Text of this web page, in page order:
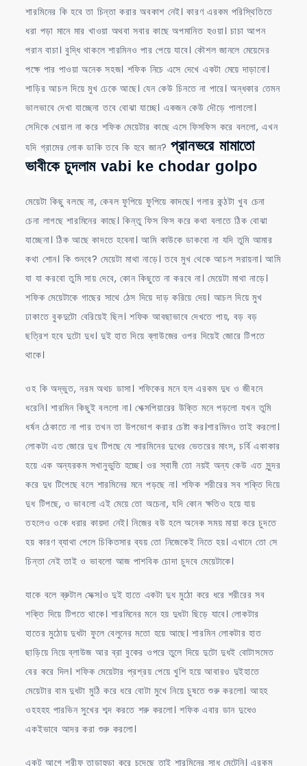
শারমিনের কি হবে তা চিন্তা করার অবকাশ নেই। কারণ এরকম পরিস্থিতিতে
ধরা পড়া মানে মার খাওয়া অথবা সবার কাছে অপমানিত হওয়া। চাচা আপন
পরান বাচা। বুদ্ধি থাকলে শারমিনও পার পেয়ে যাবে। কৌশল জানলে মেয়েদের
পক্ষে পার পাওয়া অনেক সহজ। শফিক নিচে এসে দেখে একটা মেয়ে দাড়ানো।
শাড়ির আচল দিয়ে মুখ ঢেকে আছে। যেন কেউ চিনতে না পারে। অন্ধকার তেমন
ভালভাবে দেখা যাচ্ছেনা তবে বোঝা যাচ্ছে। একজন কেউ দৌড়ে পালালো।
সেদিকে খেয়াল না করে শফিক মেয়েটার কাছে এসে ফিসফিস করে বললো, এখন
যদি গ্রামের লোক ডাকি তবে কি হবে জান? প্রানভরে মামাতো
ভাবীকে চুদলাম vabi ke chodar golpo
মেয়েটা কিছু বলছে না, কেবল ফুপিয়ে ফুপিয়ে কাদছে। গলার কন্ঠটা খুব চেনা
চেনা লাগছে শারমিনের কাছে। কিন্তু ফিস ফিস করে কথা বলাতে ঠিক বোঝা
যাচ্ছেনা। ঠিক আছে কাদতে হবেনা। আমি কাউকে ডাকবো না যদি তুমি আমার
কথা শোন। কি শুনবে? মেয়েটা মাথা নাড়ে। তবে মুখ থেকে আচল সরায়না। আমি
যা যা করবো তুমি সায় দেবে, কোন কিছুতে না করবে না। মেয়েটা মাথা নাড়ে।
শফিক মেয়েটাকে গাছের সাথে ঠেস দিয়ে দাড় করিয়ে দেয়। আচল দিয়ে মুখ
ঢাকাতে বুকদুটো বেরিয়েই ছিল। শফিক আবছাভাবে দেখতে পায়, বড় বড়
ছত্রিশ হবে দুটো দুধ। দুই হাত দিয়ে ব্লাউজের ওপর দিয়েই জোরে টিপতে
থাকে।
ওহ কি অদ্ভুত, নরম অথচ ডাসা। শফিকের মনে হল এরকম দুধ ও জীবনে
ধরেনি। শারমিন কিছুই বললো না। শেক্সপিয়ারের উক্তি মনে পড়লো যখন তুমি
ধর্ষন ঠেকাতে না পার তখন তা উপভোগ করার চেষ্টা কর।শারমিনও তাই করলো।
লোকটা এত জোরে দুধ টিপছে যে শারমিনের দুধের ভেতরের মাংস, চর্বি একাকার
হয়ে এক অন্যরকম সখানুভুতি হচ্ছে। ওর স্বামী তো নয়ই অন্য কেউ এত সুন্দর
করে দুধ টিপেছে বলে শারমিনের মনে পড়ছে না। শফিক শরীরের সব শক্তি দিয়ে
দুধ টিপছে, ও ভাবলো এই মেয়ে তো অচেনা, যদি কোন ক্ষতিও হয়ে যায়
তহলেও ওকে ধরার কায়দা নেই। নিজের বউ হলে অনেক সময় মায়া করে চুদতে
হয় কারণ ব্যাথা পেলে চিকিতসার ব্যয় তো নিজেকেই নিতে হয়। এখানে তো সে
চিন্তা নেই তাই ও ভাবলো আজ পাশবিক চোদা চুদবে মেয়েটাকে।
যাকে বলে ব্রুটাল সেক্স।ও দুই হাতে একটা দুধ মুঠো করে ধরে শরীরের সব
শক্তি দিয়ে টিপতে থাকে। শারমিনের মনে হয় দুধটা ছিড়ে যাবে। লোকটার
হাতের মুঠোয় দুধটা ফুলে বেলুনের মতো হয়ে আছে। শারমিন লোকটার হাত
ছাড়িয়ে নিয়ে ব্লাউজ আর ব্রা বুকের ওপরে তুলে দিয়ে দুটো দুধই বোটাসমেত
বের করে দিল। শফিক মেয়েটার প্রশ্রয় পেয়ে খুশি হয়ে আবারও দুইহাতে
মেয়েটার বাম দুধটা মুঠি করে ধরে বোটা মুখে নিয়ে চুষতে শুরু করলো। আহহ
ওহহহহ পারভিন সুখের শব্দ করতে শরু করলো। শফিক এবার ডান দুধেও
একইভাবে আদর করা শুরু করলো।
একটু আগে শরীফ তাড়াহুড়া করে চুদেছে তাই শারমিনের সাধ মেটেনি। এরকম